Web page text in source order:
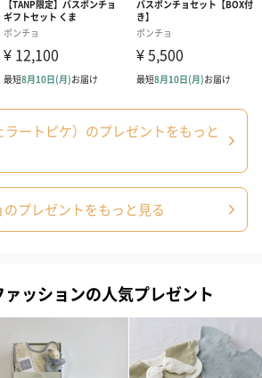
お届けします。
ートピケ）のプレゼントをもっと
のプレゼントをもっと見る
ッションの人気プレゼント